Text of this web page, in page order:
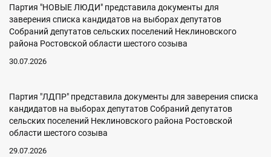
Партия "НОВЫЕ ЛЮДИ" представила документы для
заверения списка кандидатов на выборах депутатов
Собраний депутатов сельских поселений Неклиновского
района Ростовской области шестого созыва
30.07.2026
Партия "ЛДПР" представила документы для заверения списка
кандидатов на выборах депутатов Собраний депутатов
сельских поселений Неклиновского района Ростовской
области шестого созыва
29.07.2026